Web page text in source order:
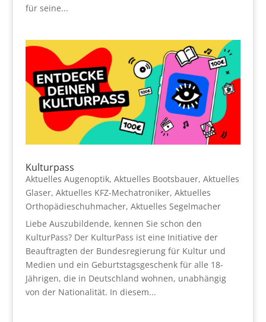
für seine...
Kulturpass
Aktuelles Augenoptik, Aktuelles Bootsbauer, Aktuelles
Glaser, Aktuelles KFZ-Mechatroniker, Aktuelles
Orthopädieschuhmacher, Aktuelles Segelmacher
Liebe Auszubildende, kennen Sie schon den
KulturPass? Der KulturPass ist eine Initiative der
Beauftragten der Bundesregierung für Kultur und
Medien und ein Geburtstagsgeschenk für alle 18-
Jährigen, die in Deutschland wohnen, unabhängig
von der Nationalität. In diesem...